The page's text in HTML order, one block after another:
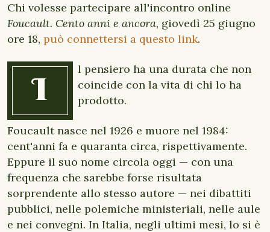
Chi volesse partecipare all'incontro online
Foucault. Cento anni e ancora, giovedì 25 giugno
ore 18, può connettersi a questo link.
I
l pensiero ha una durata che non
coincide con la vita di chi lo ha
prodotto.
Foucault nasce nel 1926 e muore nel 1984:
cent'anni fa e quaranta circa, rispettivamente.
Eppure il suo nome circola oggi — con una
frequenza che sarebbe forse risultata
sorprendente allo stesso autore — nei dibattiti
pubblici, nelle polemiche ministeriali, nelle aule
e nei convegni. In Italia, negli ultimi mesi, lo si è